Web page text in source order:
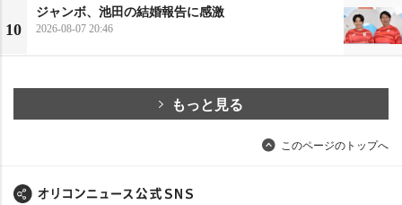
10
ジャンボ、池田の結婚報告に感激
2026-08-07 20:46
もっと見る
このページのトップへ